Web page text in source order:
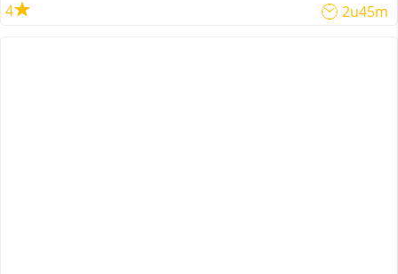
4 2u45m